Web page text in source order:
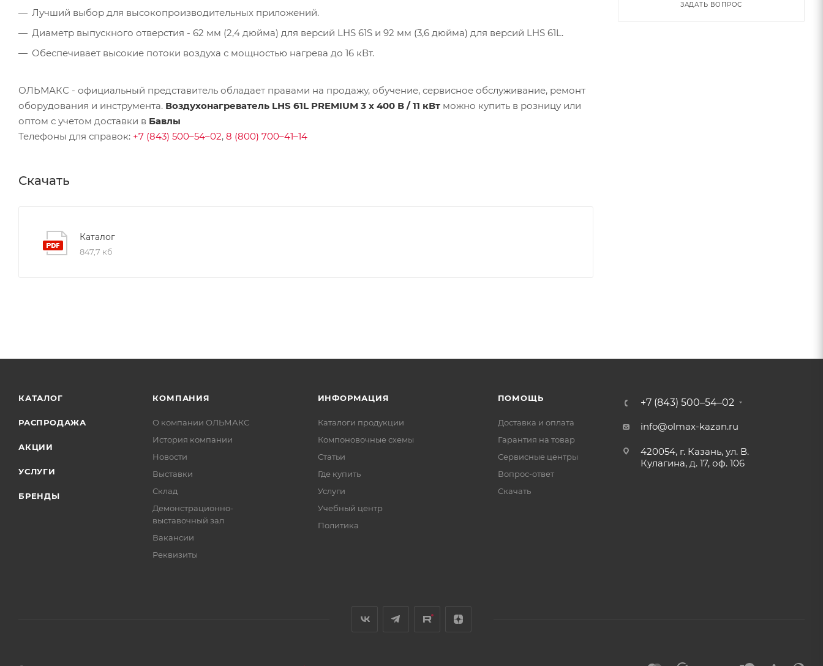
Лучший выбор для высокопроизводительных приложений.
Диаметр выпускного отверстия - 62 мм (2,4 дюйма) для версий LHS 61S и 92 мм (3,6 дюйма) для версий LHS 61L.
Обеспечивает высокие потоки воздуха с мощностью нагрева до 16 кВт.
ОЛЬМАКС - официальный представитель обладает правами на продажу, обучение, сервисное обслуживание, ремонт
оборудования и инструмента. Воздухонагреватель LHS 61L PREMIUM 3 х 400 В / 11 кВт можно купить в розницу или
оптом с учетом доставки в Бавлы
Телефоны для справок: +7 (843) 500–54–02, 8 (800) 700–41–14
Скачать
Каталог
847,7 кб
ЗАДАТЬ ВОПРОС
КАТАЛОГ
РАСПРОДАЖА
АКЦИИ
УСЛУГИ
БРЕНДЫ
КОМПАНИЯ
О компании ОЛЬМАКС
История компании
Новости
Выставки
Склад
Демонстрационно-
выставочный зал
Вакансии
Реквизиты
ИНФОРМАЦИЯ
Каталоги продукции
Компоновочные схемы
Статьи
Где купить
Услуги
Учебный центр
Политика
ПОМОЩЬ
Доставка и оплата
Гарантия на товар
Сервисные центры
Вопрос-ответ
Скачать
+7 (843) 500–54–02
info@olmax-kazan.ru
420054, г. Казань, ул. В.
Кулагина, д. 17, оф. 106